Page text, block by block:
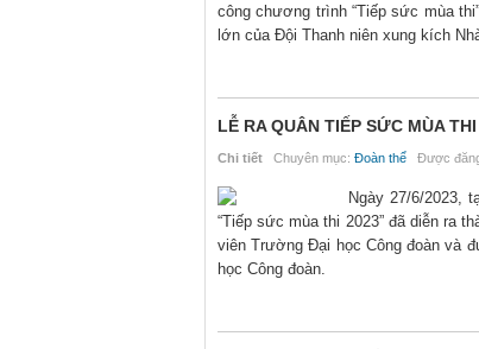
công chương trình “Tiếp sức mùa
lớn của Đội Thanh niên xung kích
LỄ RA QUÂN TIẾP SỨC MÙA
Chi tiết Chuyên mục: Đoàn thể Được
Ngày 27/6/2023,
“Tiếp sức mùa thi 2023” đã diễn ra
viên Trường Đại học Công đoàn và
học Công đoàn.